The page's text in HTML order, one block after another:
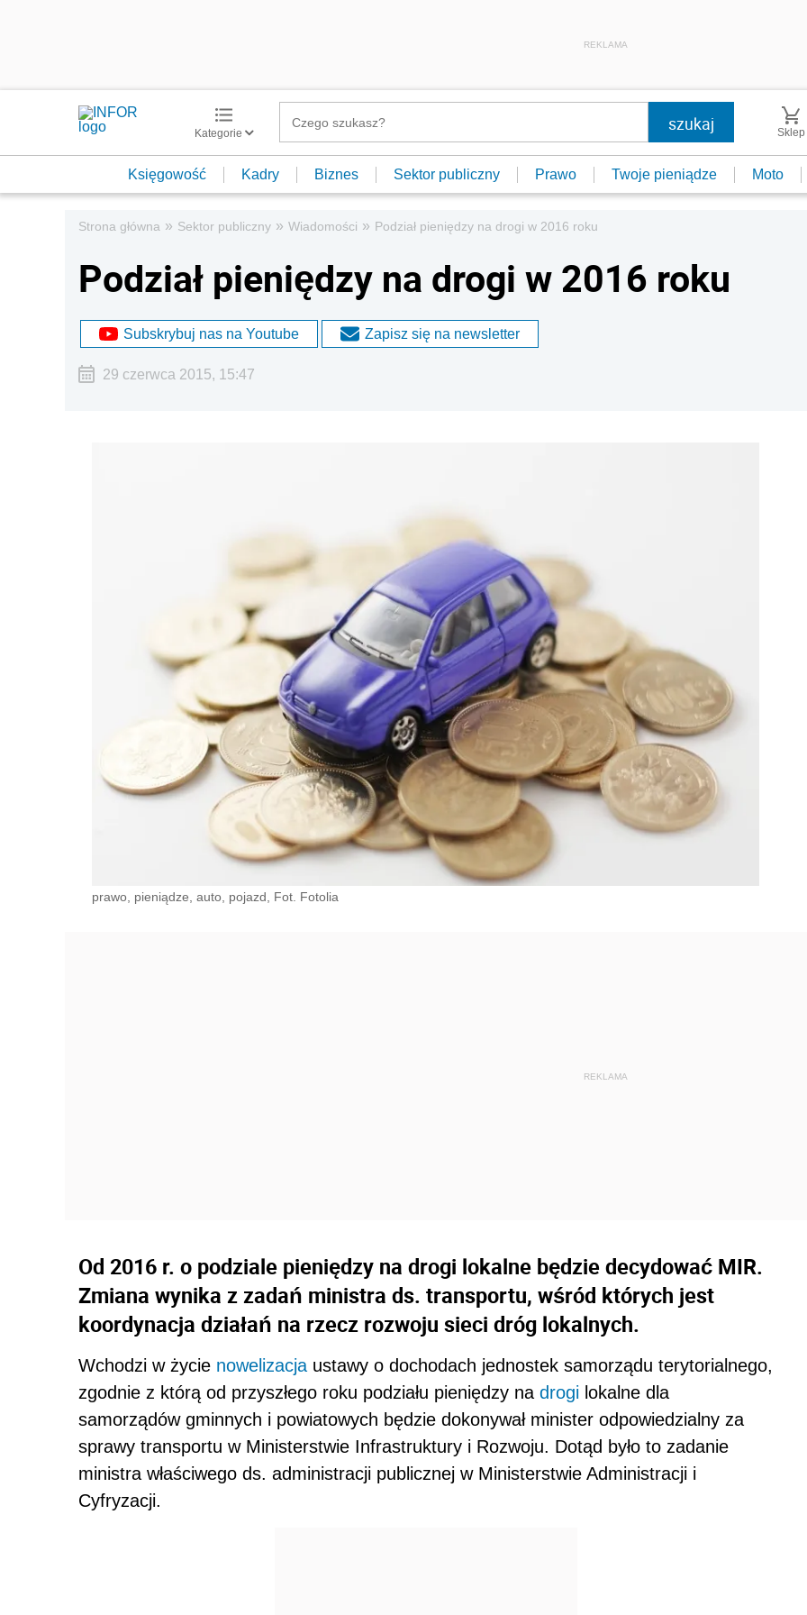
REKLAMA
Kategorie Sklep
Księgowość Kadry Biznes Sektor publiczny Prawo Twoje pieniądze Moto
Strona główna » Sektor publiczny » Wiadomości » Podział pieniędzy na drogi w 2016 roku
Podział pieniędzy na drogi w 2016 roku
Subskrybuj nas na Youtube Zapisz się na newsletter
29 czerwca 2015, 15:47
prawo, pieniądze, auto, pojazd, Fot. Fotolia
Od 2016 r. o podziale pieniędzy na drogi lokalne będzie decydować MIR.
Zmiana wynika z zadań ministra ds. transportu, wśród których jest
koordynacja działań na rzecz rozwoju sieci dróg lokalnych.
Wchodzi w życie nowelizacjaustawy o dochodach jednostek samorządu terytorialnego,
zgodnie z którą od przyszłego roku podziału pieniędzy na drogi lokalne dla
samorządów gminnych i powiatowych będzie dokonywał minister odpowiedzialny za
sprawy transportu w Ministerstwie Infrastruktury i Rozwoju. Dotąd było to zadanie
ministra właściwego ds. administracji publicznej w Ministerstwie Administracji i
Cyfryzacji.